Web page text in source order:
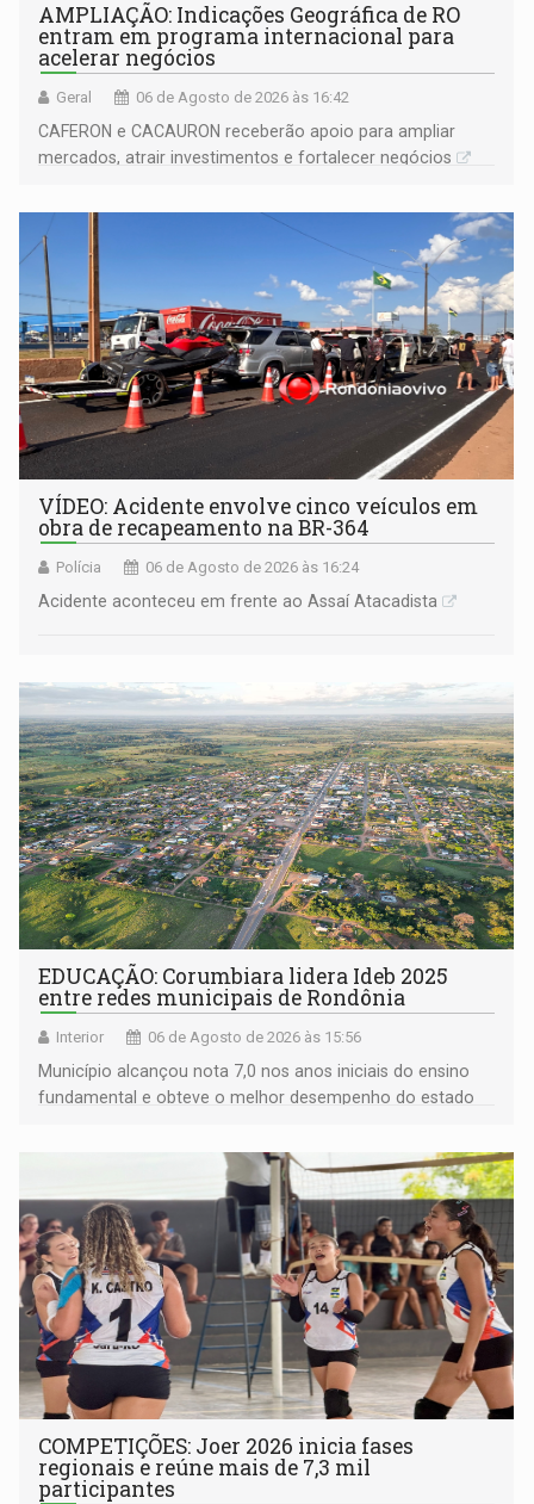
AMPLIAÇÃO: Indicações Geográfica de RO
entram em programa internacional para
acelerar negócios
Geral 06 de Agosto de 2026 às 16:42
CAFERON e CACAURON receberão apoio para ampliar
mercados, atrair investimentos e fortalecer negócios
VÍDEO: Acidente envolve cinco veículos em
obra de recapeamento na BR-364
Polícia 06 de Agosto de 2026 às 16:24
Acidente aconteceu em frente ao Assaí Atacadista
EDUCAÇÃO: Corumbiara lidera Ideb 2025
entre redes municipais de Rondônia
Interior 06 de Agosto de 2026 às 15:56
Município alcançou nota 7,0 nos anos iniciais do ensino
fundamental e obteve o melhor desempenho do estado
COMPETIÇÕES: Joer 2026 inicia fases
regionais e reúne mais de 7,3 mil
participantes